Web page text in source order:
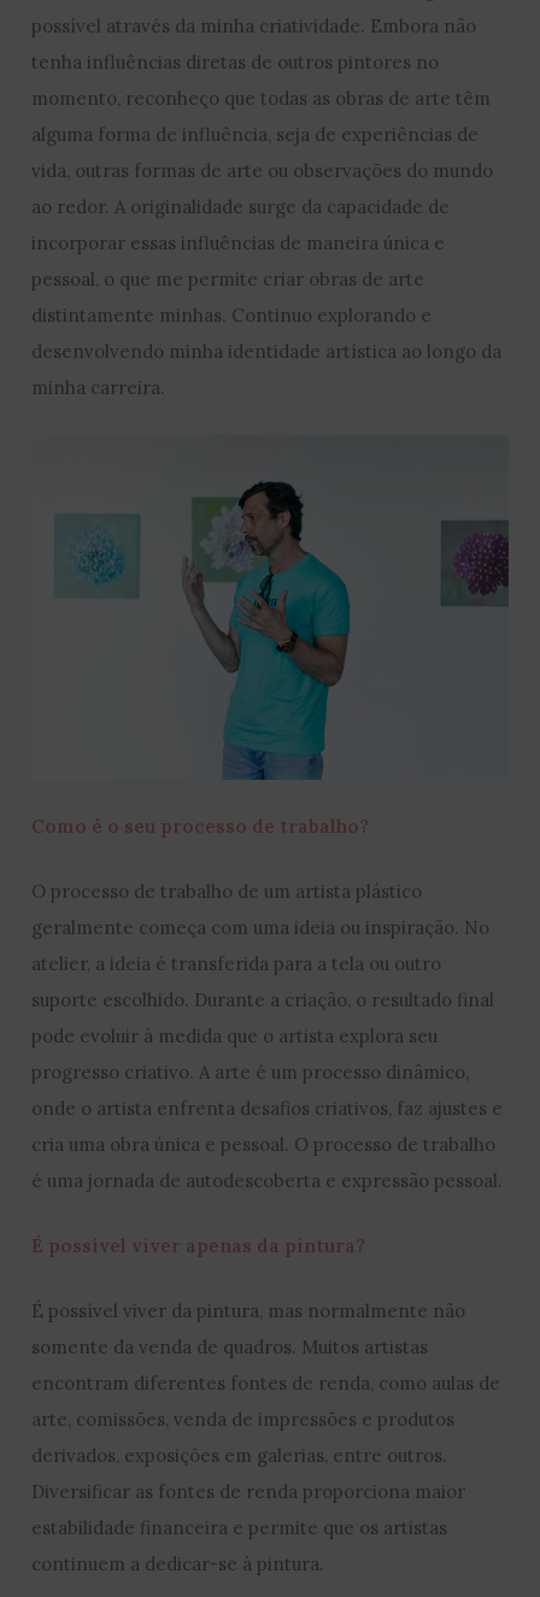
possível através da minha criatividade. Embora não
tenha influências diretas de outros pintores no
momento, reconheço que todas as obras de arte têm
alguma forma de influência, seja de experiências de
vida, outras formas de arte ou observações do mundo
ao redor. A originalidade surge da capacidade de
incorporar essas influências de maneira única e
pessoal, o que me permite criar obras de arte
distintamente minhas. Continuo explorando e
desenvolvendo minha identidade artística ao longo da
minha carreira.
Como é o seu processo de trabalho?
O processo de trabalho de um artista plástico
geralmente começa com uma ideia ou inspiração. No
atelier, a ideia é transferida para a tela ou outro
suporte escolhido. Durante a criação, o resultado final
pode evoluir à medida que o artista explora seu
progresso criativo. A arte é um processo dinâmico,
onde o artista enfrenta desafios criativos, faz ajustes e
cria uma obra única e pessoal. O processo de trabalho
é uma jornada de autodescoberta e expressão pessoal.
É possível viver apenas da pintura?
É possível viver da pintura, mas normalmente não
somente da venda de quadros. Muitos artistas
encontram diferentes fontes de renda, como aulas de
arte, comissões, venda de impressões e produtos
derivados, exposições em galerias, entre outros.
Diversificar as fontes de renda proporciona maior
estabilidade financeira e permite que os artistas
continuem a dedicar-se à pintura.